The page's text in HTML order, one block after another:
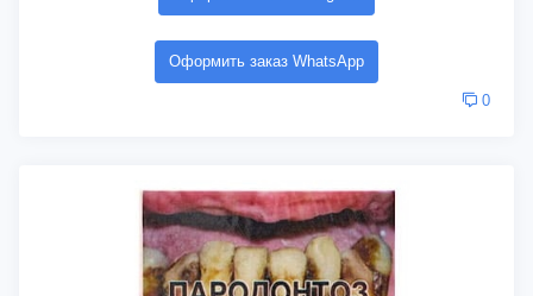
Оформить заказ WhatsApp
0